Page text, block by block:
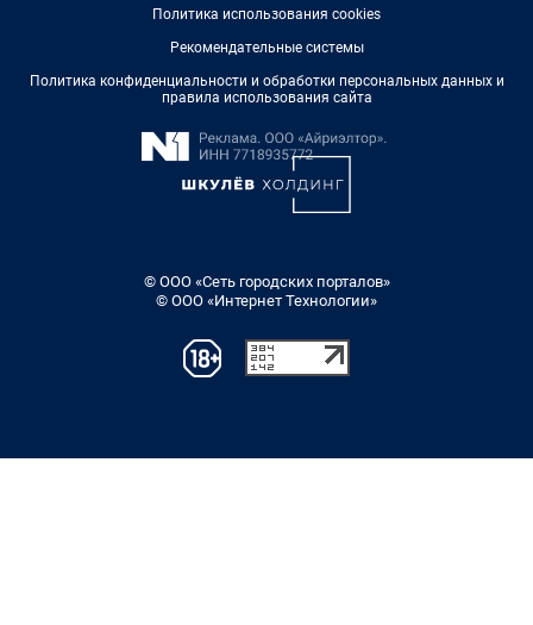
Политика использования cookies
Рекомендательные системы
Политика конфиденциальности и обработки персональных данных и
правила использования сайта
© ООО «Сеть городских порталов»
© ООО «Интернет Технологии»